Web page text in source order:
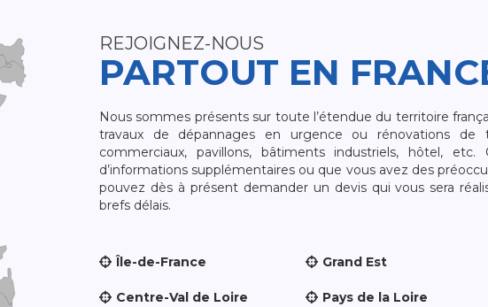
REJOIGNEZ-NOUS
PARTOUT EN
Nous sommes présents sur toute l’étendue du territoire
travaux de dépannages en urgence ou rénovations
commerciaux, pavillons, bâtiments industriels, hôtel,
d’informations supplémentaires ou que vous avez des
pouvez dès à présent demander un devis qui vous sera
brefs délais.
Île-de-France
Centre-Val de Loire
Grand Est
Pays de la Loire